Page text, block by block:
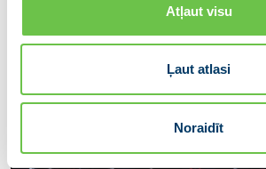
Atļaut visu
Ļaut atlasi
Noraidīt